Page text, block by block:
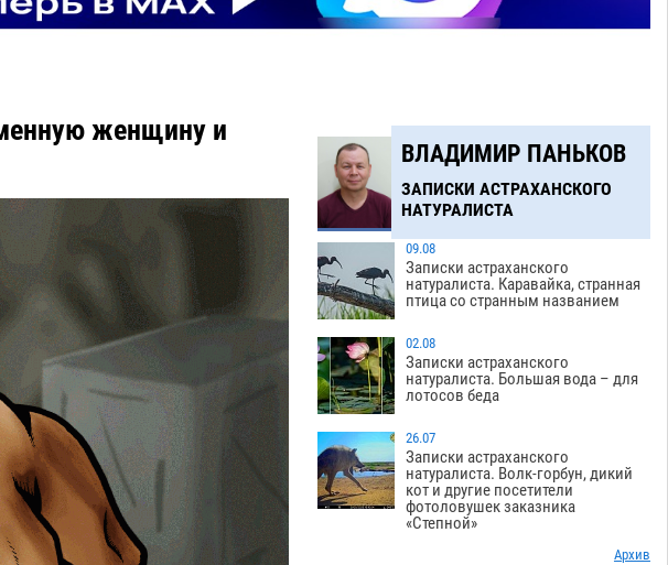
женщину и
ВЛАДИМИР ПАНЬКОВ
ЗАПИСКИ АСТРАХАНСКОГО
НАТУРАЛИСТА
09.08
Записки астраханского
натуралиста. Каравайка, странная
птица со странным названием
02.08
Записки астраханского
натуралиста. Большая вода – для
лотосов беда
26.07
Записки астраханского
натуралиста. Волк-горбун, дикий
кот и другие посетители
фотоловушек заказника
«Степной»
Архив